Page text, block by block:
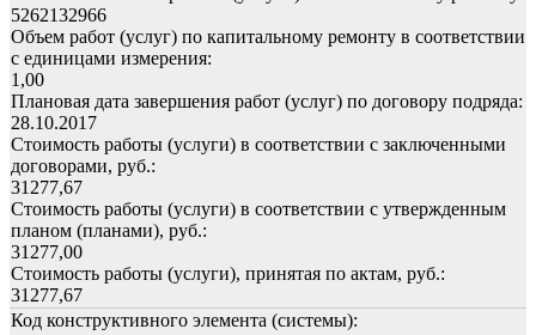
5262132966
Объем работ (услуг) по капитальному ремонту в соответствии
с единицами измерения:
1,00
Плановая дата завершения работ (услуг) по договору подряда:
28.10.2017
Стоимость работы (услуги) в соответствии с заключенными
договорами, руб.:
31277,67
Стоимость работы (услуги) в соответствии с утвержденным
планом (планами), руб.:
31277,00
Стоимость работы (услуги), принятая по актам, руб.:
31277,67
Код конструктивного элемента (системы):